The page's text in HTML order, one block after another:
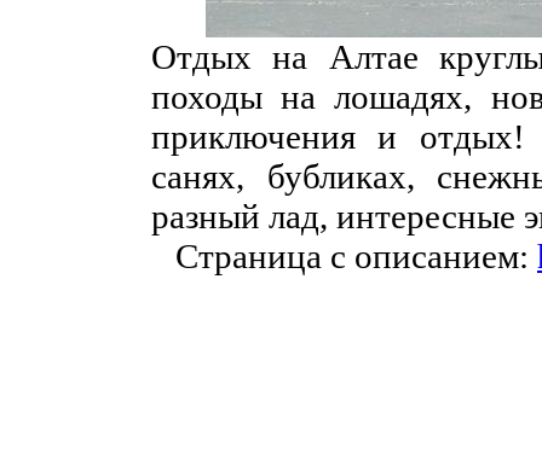
Отдых на Алтае
походы на лошадях,
приключения и
санях, бубликах,
разный лад, интересные
Страница с описанием: